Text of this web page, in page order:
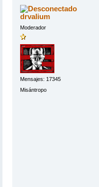
drvalium
Moderador
Mensajes: 17345
Misántropo